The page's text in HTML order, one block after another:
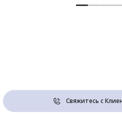
Свяжитесь с